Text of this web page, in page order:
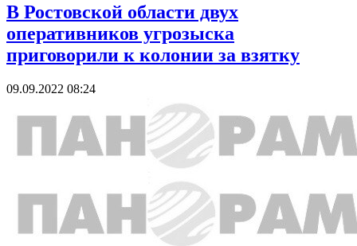
В Ростовской области двух
оперативников угрозыска
приговорили к колонии за взятку
09.09.2022 08:24